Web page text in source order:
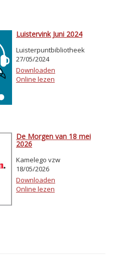
Luistervink Juni 2024
Luisterpuntbibliotheek
27/05/2024
Downloaden
Online lezen
De Morgen van 18 mei
2026
Kamelego vzw
18/05/2026
Downloaden
Online lezen